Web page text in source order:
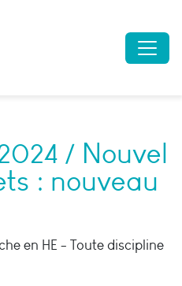
/ Nouvel
: nouveau
en HE - Toute discipline